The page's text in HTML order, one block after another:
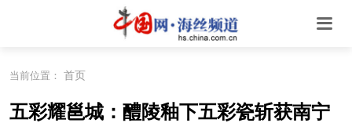
当前位置： 首页
五彩耀邕城：醴陵釉下五彩瓷斩获南宁